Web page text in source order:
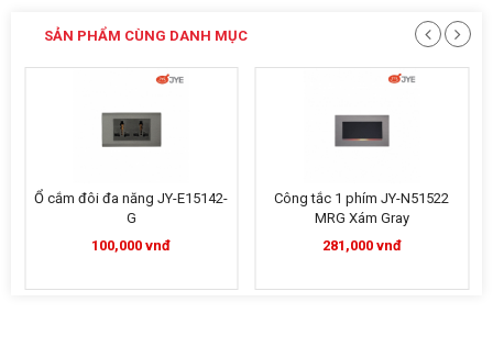
SẢN PHẨM CÙNG DANH MỤC
Ổ cắm đôi đa năng JY-E15142-
G
100,000 vnđ
Công tắc 1 phím JY-N51522
MRG Xám Gray
281,000 vnđ